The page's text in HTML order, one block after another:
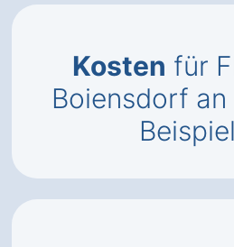
Kosten für
Boiensdorf an